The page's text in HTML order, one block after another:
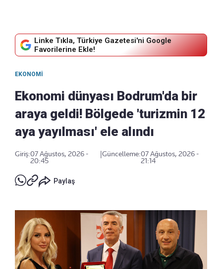
Linke Tıkla, Türkiye Gazetesi'ni Google
Favorilerine Ekle!
EKONOMI
Ekonomi dünyası Bodrum'da bir
araya geldi! Bölgede 'turizmin 12
aya yayılması' ele alındı
Giriş:07 Ağustos, 2026 -
20:45
Güncelleme:07 Ağustos, 2026 -
21:14
Paylaş